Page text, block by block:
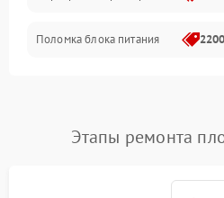
Интерфейсы
Поломка блока питания
Этапы ремонта